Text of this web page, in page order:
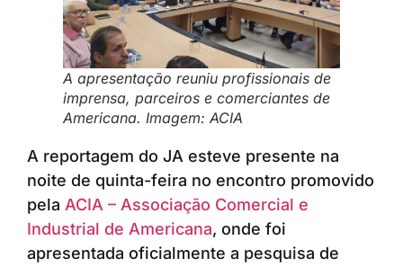
A apresentação reuniu profissionais de
imprensa, parceiros e comerciantes de
Americana. Imagem: ACIA
A reportagem do JA esteve presente na
noite de quinta-feira no encontro promovido
pela ACIA – Associação Comercial e
Industrial de Americana, onde foi
apresentada oficialmente a pesquisa de